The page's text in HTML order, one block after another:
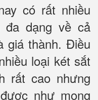
có rất nhiều
đa dạng về cả
giá thành. Điều
loại két sắt
rất cao nhưng
như mong